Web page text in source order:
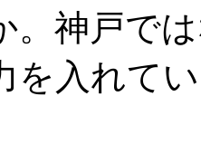
。神戸で
を入れて